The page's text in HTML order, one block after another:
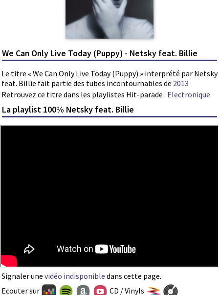
We Can Only Live Today (Puppy) - Netsky feat. Billie
Le titre « We Can Only Live Today (Puppy) » interprété par Netsky
feat. Billie fait partie des tubes incontournables de 2013
Retrouvez ce titre dans les playlistes Hit-parade : Electronique
La playlist 100% Netsky feat. Billie
Signaler une vidéo indisponible dans cette page.
Ecouter sur
CD / Vinyls